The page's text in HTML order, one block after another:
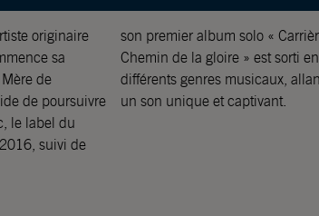
originaire
sa
de
de poursuivre
le label du
suivi de
album «
fusionner
ainsi
un son unique et captivant.